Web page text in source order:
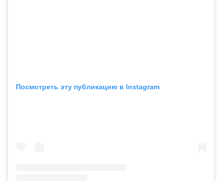
Посмотреть эту публикацию в Instagram